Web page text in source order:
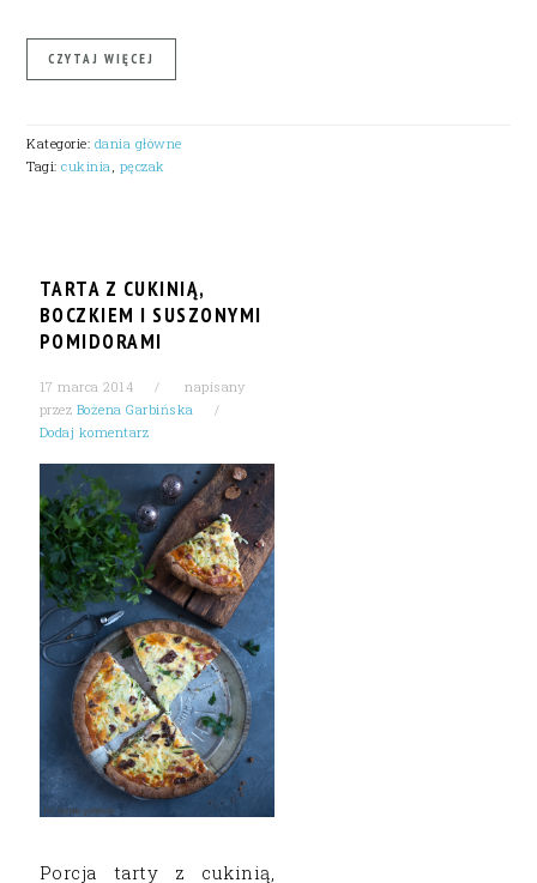
CZYTAJ WIĘCEJ
Kategorie: dania główne
Tagi:cukinia, pęczak
TARTA Z CUKINIĄ,
BOCZKIEM I SUSZONYMI
POMIDORAMI
17 marca 2014
napisany
przez Bożena Garbińska
Dodaj komentarz
Porcja tarty z cukinią,